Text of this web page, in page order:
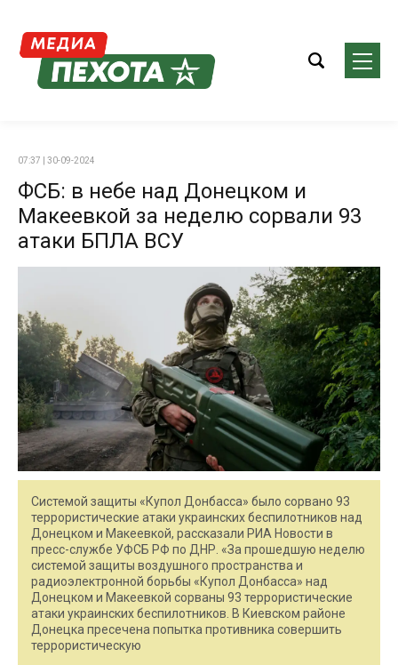
07:37 | 30-09-2024
ФСБ: в небе над Донецком и
Макеевкой за неделю сорвали 93
атаки БПЛА ВСУ
Системой защиты «Купол Донбасса» было сорвано 93
террористические атаки украинских беспилотников над
Донецком и Макеевкой, рассказали РИА Новости в
пресс-службе УФСБ РФ по ДНР. «За прошедшую неделю
системой защиты воздушного пространства и
радиоэлектронной борьбы «Купол Донбасса» над
Донецком и Макеевкой сорваны 93 террористические
атаки украинских беспилотников. В Киевском районе
Донецка пресечена попытка противника совершить
террористическую